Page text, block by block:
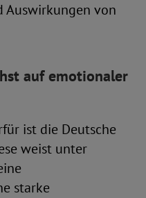
Auswirkungen von
auf emotionaler
ist die Deutsche
weist unter
starke